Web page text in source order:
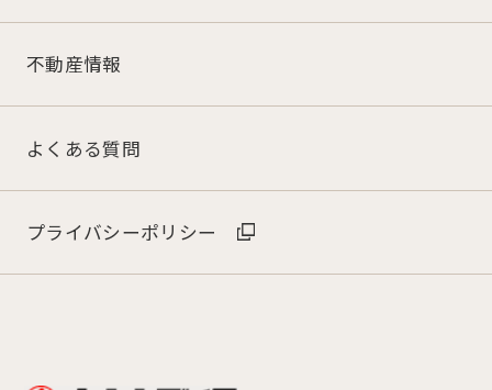
不動産情報
よくある質問
プライバシーポリシー